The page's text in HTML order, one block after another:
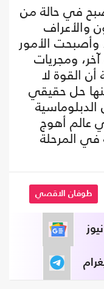
في حالة من
والأعراف
وأصبحت الأمور
ومجريات
القوة لا
حل حقيقي
أهوج
المرحلة
طوفان الاقصي